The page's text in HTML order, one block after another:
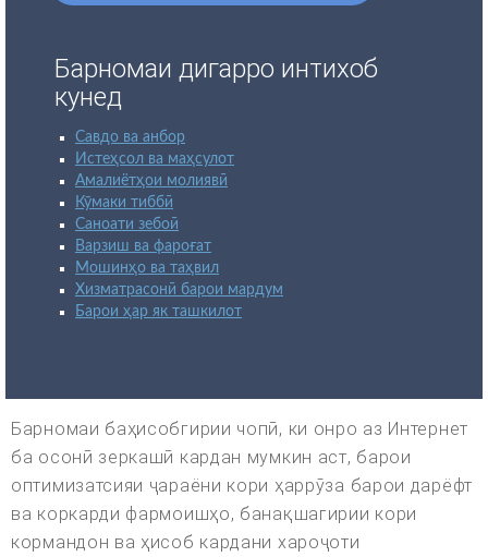
Барномаи дигарро интихоб
кунед
Савдо ва анбор
Истеҳсол ва маҳсулот
Амалиётҳои молиявӣ
Кӯмаки тиббӣ
Саноати зебоӣ
Варзиш ва фароғат
Мошинҳо ва таҳвил
Хизматрасонӣ барои мардум
Барои ҳар як ташкилот
Барномаи баҳисобгирии чопӣ, ки онро аз Интернет
ба осонӣ зеркашӣ кардан мумкин аст, барои
оптимизатсияи ҷараёни кори ҳаррӯза барои дарёфт
ва коркарди фармоишҳо, банақшагирии кори
кормандон ва ҳисоб кардани хароҷоти